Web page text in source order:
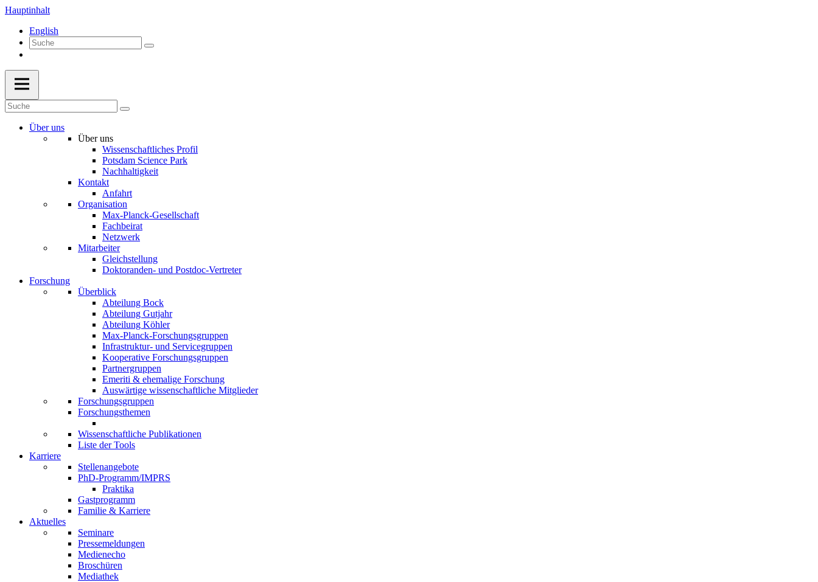
Hauptinhalt
English
Über uns
Über uns
Wissenschaftliches Profil
Potsdam Science Park
Nachhaltigkeit
Kontakt
Anfahrt
Organisation
Max-Planck-Gesellschaft
Fachbeirat
Netzwerk
Mitarbeiter
Gleichstellung
Doktoranden- und Postdoc-Vertreter
Forschung
Überblick
Abteilung Bock
Abteilung Gutjahr
Abteilung Köhler
Max-Planck-Forschungsgruppen
Infrastruktur- und Servicegruppen
Kooperative Forschungsgruppen
Partnergruppen
Emeriti & ehemalige Forschung
Auswärtige wissenschaftliche Mitglieder
Forschungsgruppen
Forschungsthemen
Wissenschaftliche Publikationen
Liste der Tools
Karriere
Stellenangebote
PhD-Programm/IMPRS
Praktika
Gastprogramm
Familie & Karriere
Aktuelles
Seminare
Pressemeldungen
Medienecho
Broschüren
Mediathek